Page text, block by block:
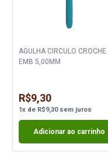
AGULHA CIRCULO CROCHE
EMB 5,00MM
R$9,30
1x de R$9,30sem juros
Adicionar ao carrinho